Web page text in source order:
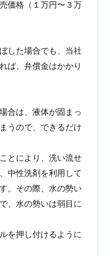
価格（１万円〜３万
した場合でも、当社
ば、弁償金はかかり
合は、液体が固まっ
うので、できるだけ
とにより、洗い流せ
中性洗剤を利用して
。その際、水の勢い
、水の勢いは弱目に
を押し付けるように